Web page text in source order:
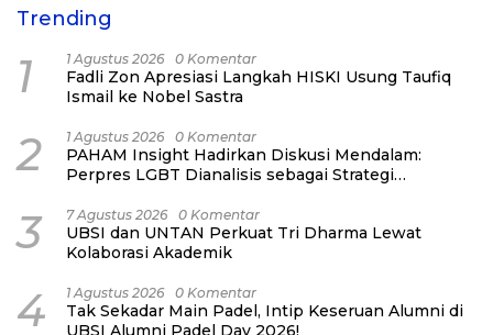
Trending
1 1 Agustus 2026 0 Komentar
Fadli Zon Apresiasi Langkah HISKI Usung Taufiq
Ismail ke Nobel Sastra
2 1 Agustus 2026 0 Komentar
PAHAM Insight Hadirkan Diskusi Mendalam:
Perpres LGBT Dianalisis sebagai Strategi
3 7 Agustus 2026 0 Komentar
UBSI dan UNTAN Perkuat Tri Dharma Lewat
Kolaborasi Akademik
4 1 Agustus 2026 0 Komentar
Tak Sekadar Main Padel, Intip Keseruan Alumni di
UBSI Alumni Padel Day 2026!